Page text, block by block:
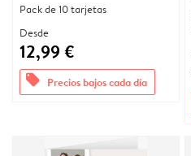
Pack de 10 tarjetas
Desde
12,99 €
offers Precios bajos cada día